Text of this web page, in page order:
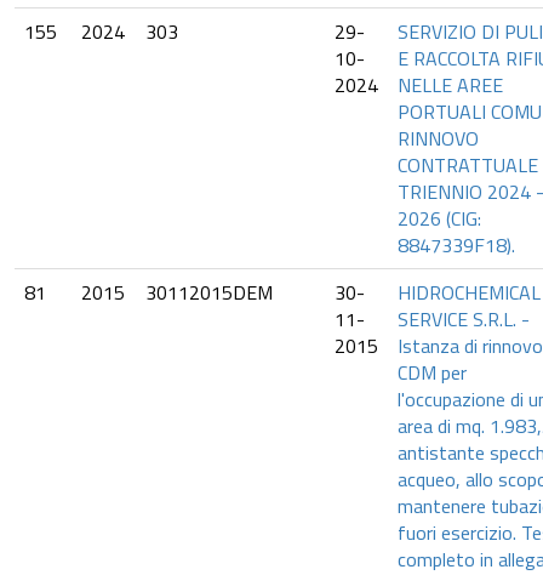
155
2024 303
29-
10-
2024
SERVIZIO DI
E RACCOLTA
NELLE AREE
PORTUALI
RINNOVO
CONTRATTUALE
TRIENNIO 2024
2026 (CIG:
8847339F18).
81
2015 30112015DEM
30-
11-
2015
HIDROCHEMICAL
SERVICE S.R.L. -
Istanza di
CDM per
l'occupazione di
area di mq.
antistante
acqueo, allo
mantenere
fuori esercizio.
completo in